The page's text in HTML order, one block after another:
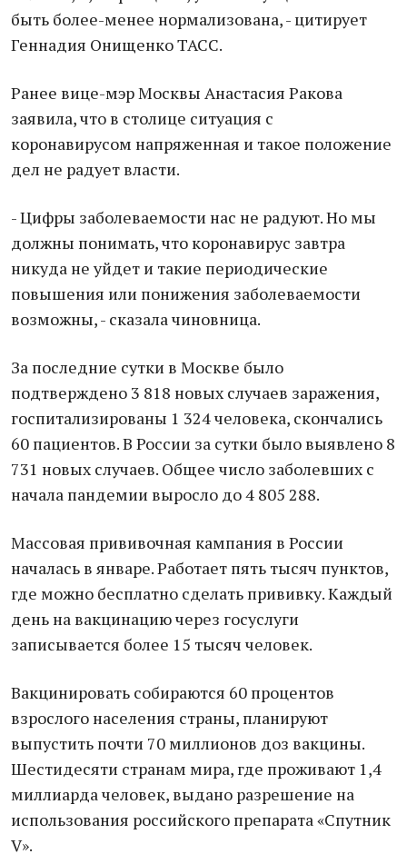
быть более-менее нормализована, - цитирует
Геннадия Онищенко ТАСС.
Ранее вице-мэр Москвы Анастасия Ракова
заявила, что в столице ситуация с
коронавирусом напряженная и такое положение
дел не радует власти.
- Цифры заболеваемости нас не радуют. Но мы
должны понимать, что коронавирус завтра
никуда не уйдет и такие периодические
повышения или понижения заболеваемости
возможны, - сказала чиновница.
За последние сутки в Москве было
подтверждено 3 818 новых случаев заражения,
госпитализированы 1 324 человека, скончались
60 пациентов. В России за сутки было выявлено 8
731 новых случаев. Общее число заболевших с
начала пандемии выросло до 4 805 288.
Массовая прививочная кампания в России
началась в январе. Работает пять тысяч пунктов,
где можно бесплатно сделать прививку. Каждый
день на вакцинацию через госуслуги
записывается более 15 тысяч человек.
Вакцинировать собираются 60 процентов
взрослого населения страны, планируют
выпустить почти 70 миллионов доз вакцины.
Шестидесяти странам мира, где проживают 1,4
миллиарда человек, выдано разрешение на
использования российского препарата «Спутник
V».